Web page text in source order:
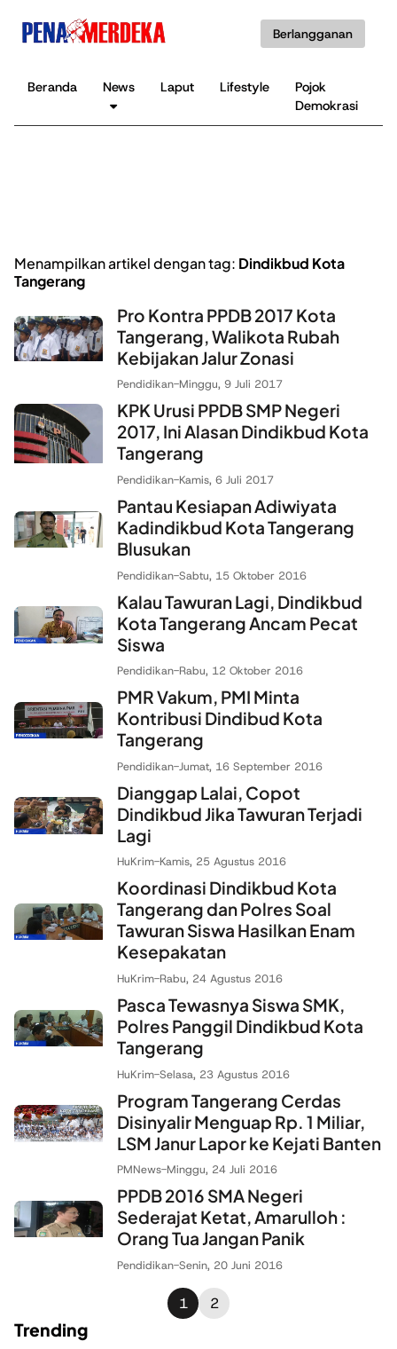
Berlangganan
Beranda News Laput Lifestyle
Pojok
Demokrasi
Menampilkan artikel dengan tag: Dindikbud Kota
Tangerang
Pro Kontra PPDB 2017 Kota
Tangerang, Walikota Rubah
Kebijakan Jalur Zonasi
Pendidikan-Minggu, 9 Juli 2017
KPK Urusi PPDB SMP Negeri
2017, Ini Alasan Dindikbud Kota
Tangerang
Pendidikan-Kamis, 6 Juli 2017
Pantau Kesiapan Adiwiyata
Kadindikbud Kota Tangerang
Blusukan
Pendidikan-Sabtu, 15 Oktober 2016
Kalau Tawuran Lagi, Dindikbud
Kota Tangerang Ancam Pecat
Siswa
Pendidikan-Rabu, 12 Oktober 2016
PMR Vakum, PMI Minta
Kontribusi Dindibud Kota
Tangerang
Pendidikan-Jumat, 16 September 2016
Dianggap Lalai, Copot
Dindikbud Jika Tawuran Terjadi
Lagi
HuKrim-Kamis, 25 Agustus 2016
Koordinasi Dindikbud Kota
Tangerang dan Polres Soal
Tawuran Siswa Hasilkan Enam
Kesepakatan
HuKrim-Rabu, 24 Agustus 2016
Pasca Tewasnya Siswa SMK,
Polres Panggil Dindikbud Kota
Tangerang
HuKrim-Selasa, 23 Agustus 2016
Program Tangerang Cerdas
Disinyalir Menguap Rp. 1 Miliar,
LSM Janur Lapor ke Kejati Banten
PMNews-Minggu, 24 Juli 2016
PPDB 2016 SMA Negeri
Sederajat Ketat, Amarulloh :
Orang Tua Jangan Panik
Pendidikan-Senin, 20 Juni 2016
1 2
Trending